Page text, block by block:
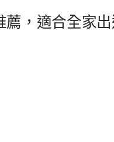
薦，適合全家